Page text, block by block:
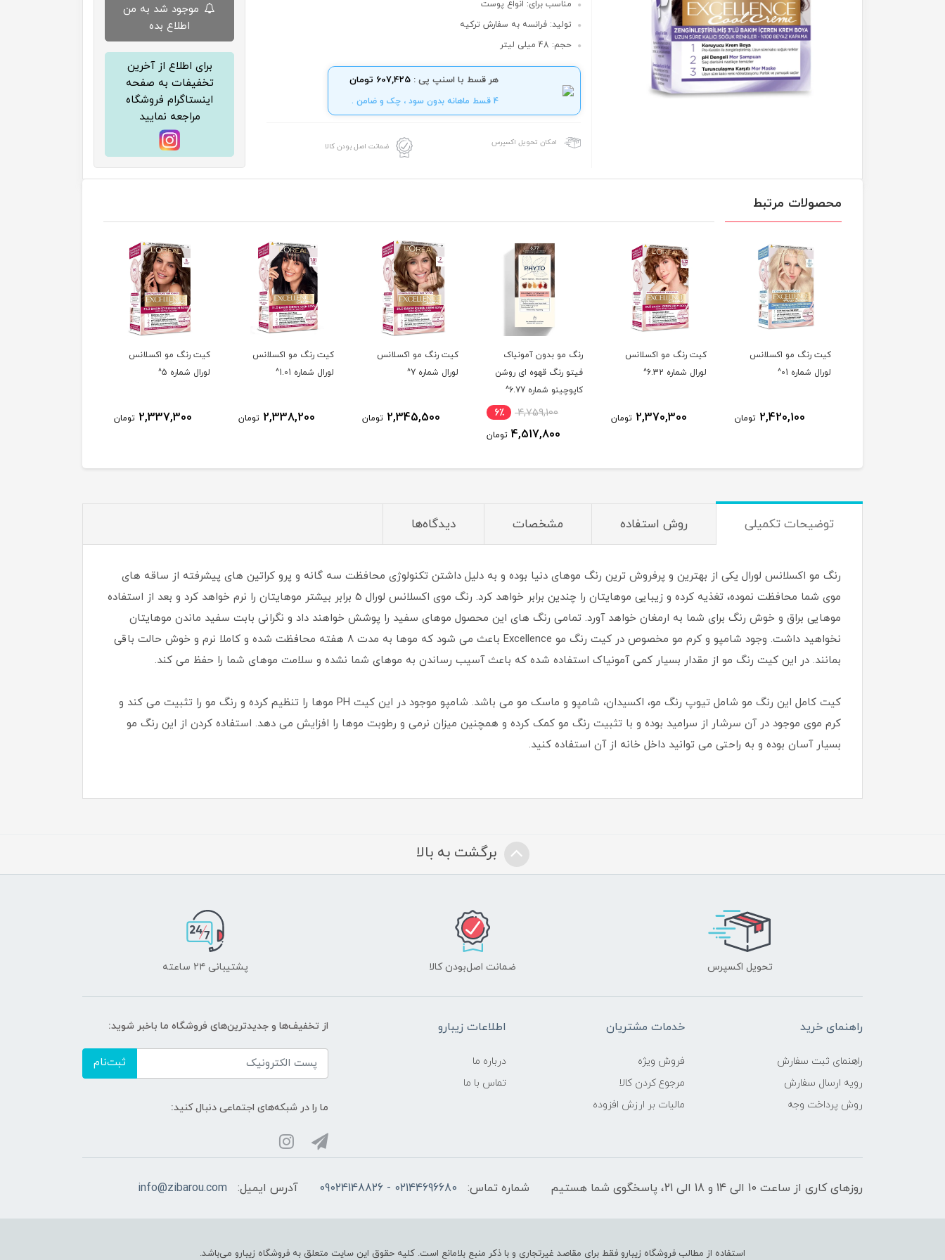
مناسب برای: انواع پوست
تولید: فرانسه به سفارش ترکیه
حجم: 48 میلی لیتر
هر قسط با اسنپ پی : 607,425 تومان
4 قسط ماهانه بدون سود ، چک و ضامن .
امکان تحویل اکسپرس ضمانت اصل بودن کالا
موجود شد به من
اطلاع بده
برای اطلاع از آخرین
تخفیفات به صفحه
اینستاگرام فروشگاه
مراجعه نمایید
محصولات مرتبط
کیت رنگ مو اکسلانس
لورال شماره 6.32^
2,370,300 تومان
رنگ مو بدون آمونیاک
فیتو رنگ قهوه ای روشن
4,759,100 6٪
کیت رنگ مو اکسلانس
لورال شماره 7^
2,345,500 تومان
کیت رنگ مو اکسلانس
لورال شماره 1.01^
2,338,200 تومان
کیت رنگ مو اکسلانس
لورال شماره 5^
2,337,300 تومان
کیت رنگ مو اکسلانس
لورال شماره 8.1^
2,362,200 تومان
توضیحات تکمیلی روش استفاده مشخصات دیدگاه‌ها
رنگ مو اکسلانس لورال یکی از بهترین و پرفروش ترین رنگ موهای دنیا بوده و به دلیل داشتن تکنولوژی محافظت سه گانه و پرو کراتین های پیشرفته از ساقه های
موی شما محافظت نموده، تغذیه کرده و زیبایی موهایتان را چندین برابر خواهد کرد. رنگ موی اکسلانس لورال 5 برابر بیشتر موهایتان را نرم خواهد کرد و بعد از استفاده
موهایی براق و خوش رنگ برای شما به ارمغان خواهد آورد. تمامی رنگ های این محصول موهای سفید را پوشش خواهند داد و نگرانی بابت سفید ماندن موهایتان
نخواهید داشت. وجود شامپو و کرم مو مخصوص در کیت رنگ مو Excellence باعث می شود که موها به مدت ۸ هفته محافظت شده و کاملا نرم و خوش حالت باقی
بمانند. در این کیت رنگ مو از مقدار بسیار کمی آمونیاک استفاده شده که باعث آسیب رساندن به موهای شما نشده و سلامت موهای شما را حفظ می کند.
کیت کامل این رنگ مو شامل تیوپ رنگ مو، اکسیدان، شامپو و ماسک مو می باشد. شامپو موجود در این کیت PH موها را تنظیم کرده و رنگ مو را تثبیت می کند و
کرم موی موجود در آن سرشار از سرامید بوده و با تثبیت رنگ مو کمک کرده و همچنین میزان نرمی و رطوبت موها را افزایش می دهد. استفاده کردن از این رنگ مو
بسیار آسان بوده و به راحتی می توانید داخل خانه از آن استفاده کنید.
برگشت به بالا
تحویل اکسپرس ضمانت اصل‌بودن کالا پشتیبانی ۲۴ ساعته
راهنمای خرید
راهنمای ثبت سفارش
رویه ارسال سفارش
روش پرداخت وجه
خدمات مشتریان
فروش ویژه
مرجوع کردن کالا
مالیات بر ارزش افزوده
اطلاعات زیبارو
درباره ما
تماس با ما
از تخفیف‌ها و جدیدترین‌های فروشگاه ما باخبر شوید:
ثبت‌نام
ما را در شبکه‌های اجتماعی دنبال کنید:
روزهای کاری از ساعت 10 الی 14 و 18 الی 21، پاسخگوی شما هستیم شماره تماس: 02144696680 - 09024148826 آدرس ایمیل: info@zibarou.com
استفاده از مطالب فروشگاه زیبارو فقط برای مقاصد غیرتجاری و با ذکر منبع بلامانع است. کلیه حقوق این سایت متعلق به فروشگاه زیبارو می‌باشد.